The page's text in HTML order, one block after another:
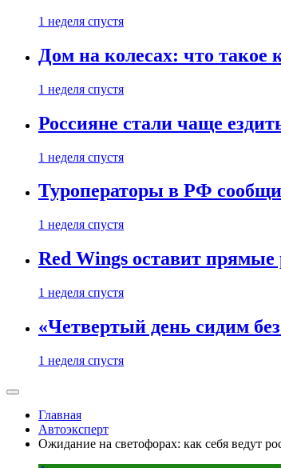
1 неделя спустя
Дом на колесах: что такое
1 неделя спустя
Россияне стали чаще
1 неделя спустя
Туроператоры в РФ
1 неделя спустя
Red Wings оставит
1 неделя спустя
«Четвертый день сидим
1 неделя спустя
Главная
Автоэксперт
Ожидание на светофорах: как себя ведут